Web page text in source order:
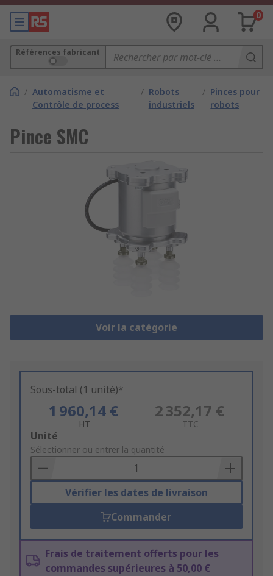
0
Références fabricant
/ Automatisme et
Contrôle de process
/ Robots
industriels
/ Pinces pour
robots
Pince SMC
Voir la catégorie
Sous-total (1 unité)*
1 960,14 €
HT
2 352,17 €
TTC
Add
to
Basket
Unité
Sélectionner ou entrer la quantité
Vérifier les dates de livraison
Commander
Frais de traitement offerts pour les
commandes supérieures à 50,00 €